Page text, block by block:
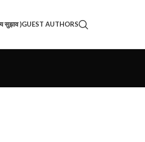
सुझाव )GUEST AUTHORS